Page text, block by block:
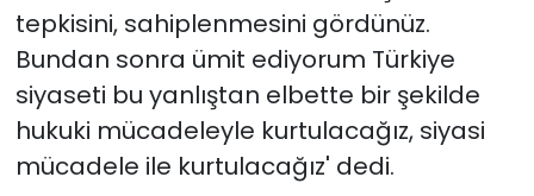
tepkisini, sahiplenmesini gördünüz.
Bundan sonra ümit ediyorum Türkiye
siyaseti bu yanlıştan elbette bir şekilde
hukuki mücadeleyle kurtulacağız, siyasi
mücadele ile kurtulacağız' dedi.